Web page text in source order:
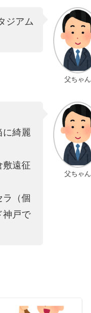
父ちゃん
ジアム
父ちゃん
に綺麗
敷遠征
（個
神戸で